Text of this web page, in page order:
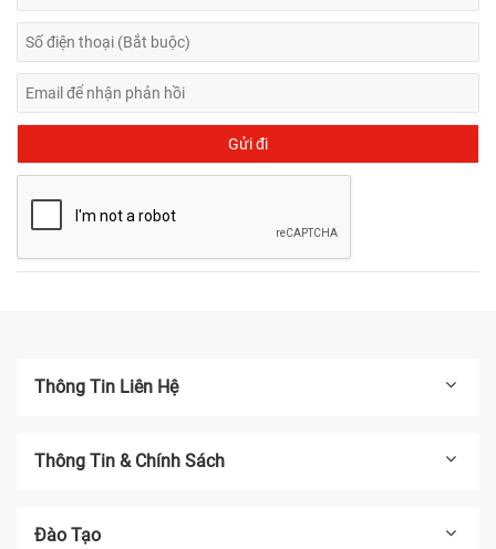
Thông Tin Liên Hệ
Thông Tin & Chính Sách
Đào Tạo